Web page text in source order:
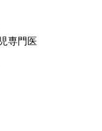
専門医